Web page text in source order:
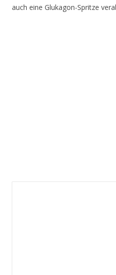
auch eine Glukagon-Spritze